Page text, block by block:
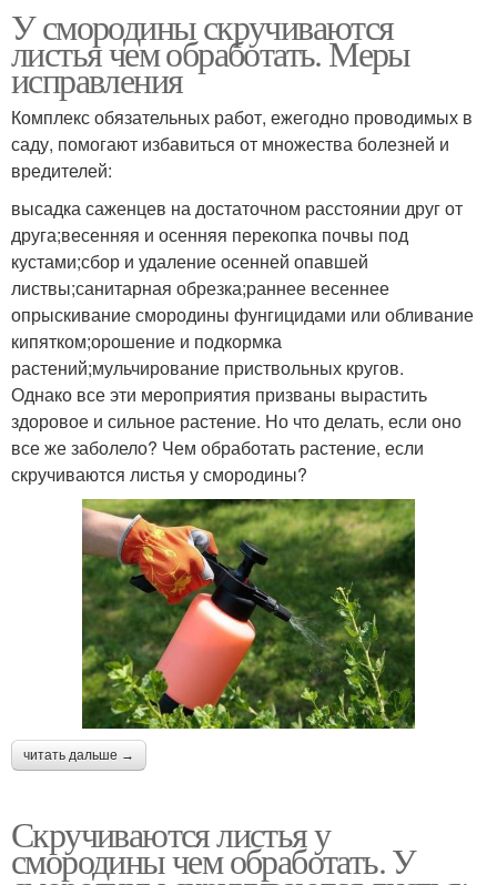
У смородины скручиваются
листья чем обработать. Меры
исправления
Комплекс обязательных работ, ежегодно проводимых в
саду, помогают избавиться от множества болезней и
вредителей:
высадка саженцев на достаточном расстоянии друг от
друга;весенняя и осенняя перекопка почвы под
кустами;сбор и удаление осенней опавшей
листвы;санитарная обрезка;раннее весеннее
опрыскивание смородины фунгицидами или обливание
кипятком;орошение и подкормка
растений;мульчирование приствольных кругов.
Однако все эти мероприятия призваны вырастить
здоровое и сильное растение. Но что делать, если оно
все же заболело? Чем обработать растение, если
скручиваются листья у смородины?
читать дальше →
Скручиваются листья у
смородины чем обработать. У